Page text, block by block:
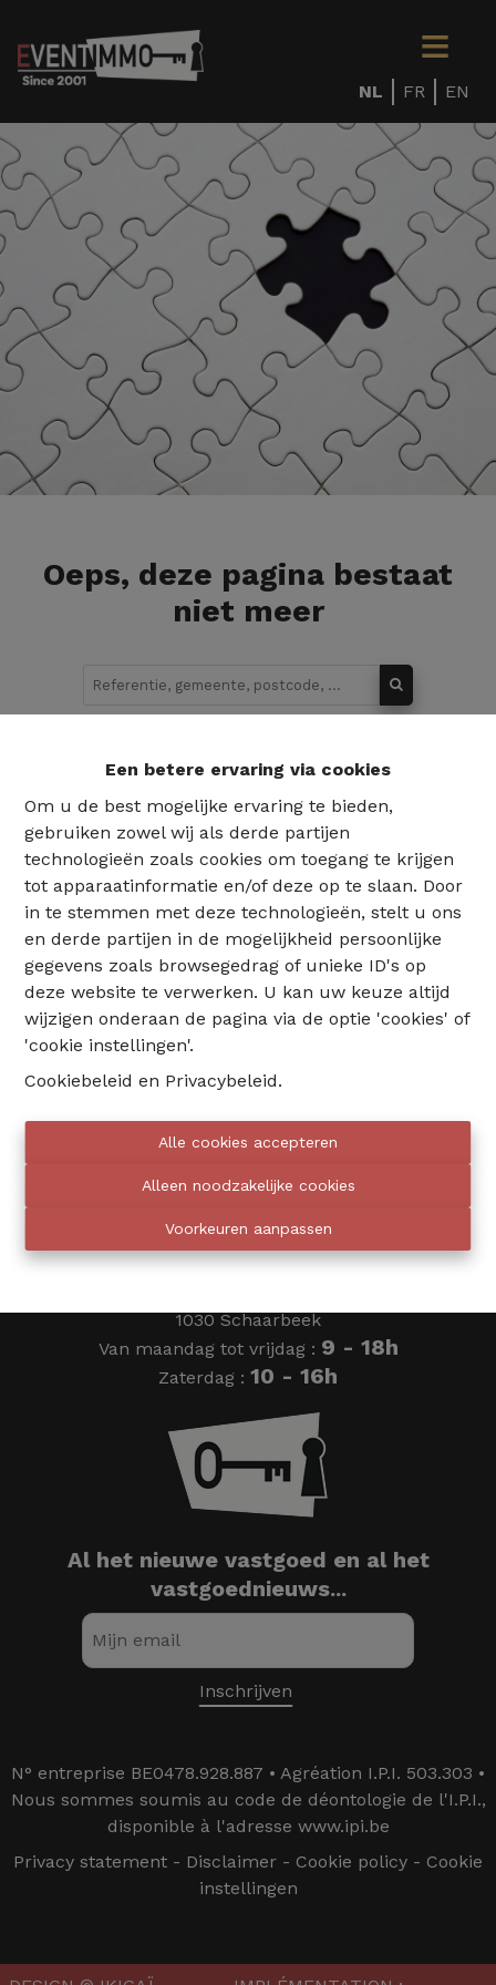
Een betere ervaring via cookies
Om u de best mogelijke ervaring te bieden,
gebruiken zowel wij als derde partijen
technologieën zoals cookies om toegang te krijgen
tot apparaatinformatie en/of deze op te slaan. Door
in te stemmen met deze technologieën, stelt u ons
en derde partijen in de mogelijkheid persoonlijke
gegevens zoals browsegedrag of unieke ID's op
deze website te verwerken. U kan uw keuze altijd
wijzigen onderaan de pagina via de optie 'cookies' of
'cookie instellingen'.
Cookiebeleid en Privacybeleid.
Alle cookies accepteren
Alleen noodzakelijke cookies
Voorkeuren aanpassen
NL FR EN
Oeps, deze pagina bestaat
niet meer
02 735 18 38
Eventimmo chasseurs
1030 Schaarbeek
Van maandag tot vrijdag : 9 - 18h
Zaterdag : 10 - 16h
Al het nieuwe vastgoed en al het
vastgoednieuws...
N° entreprise BE0478.928.887 • Agréation I.P.I. 503.303 •
Nous sommes soumis au code de déontologie de l'I.P.I.,
disponible à l'adresse www.ipi.be
Privacy statement - Disclaimer - Cookie policy - Cookie
instellingen